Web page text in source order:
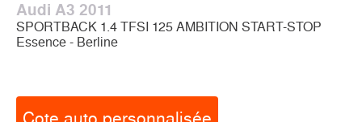
Audi A3 2011
SPORTBACK 1.4 TFSI 125 AMBITION START-STOP
Essence - Berline